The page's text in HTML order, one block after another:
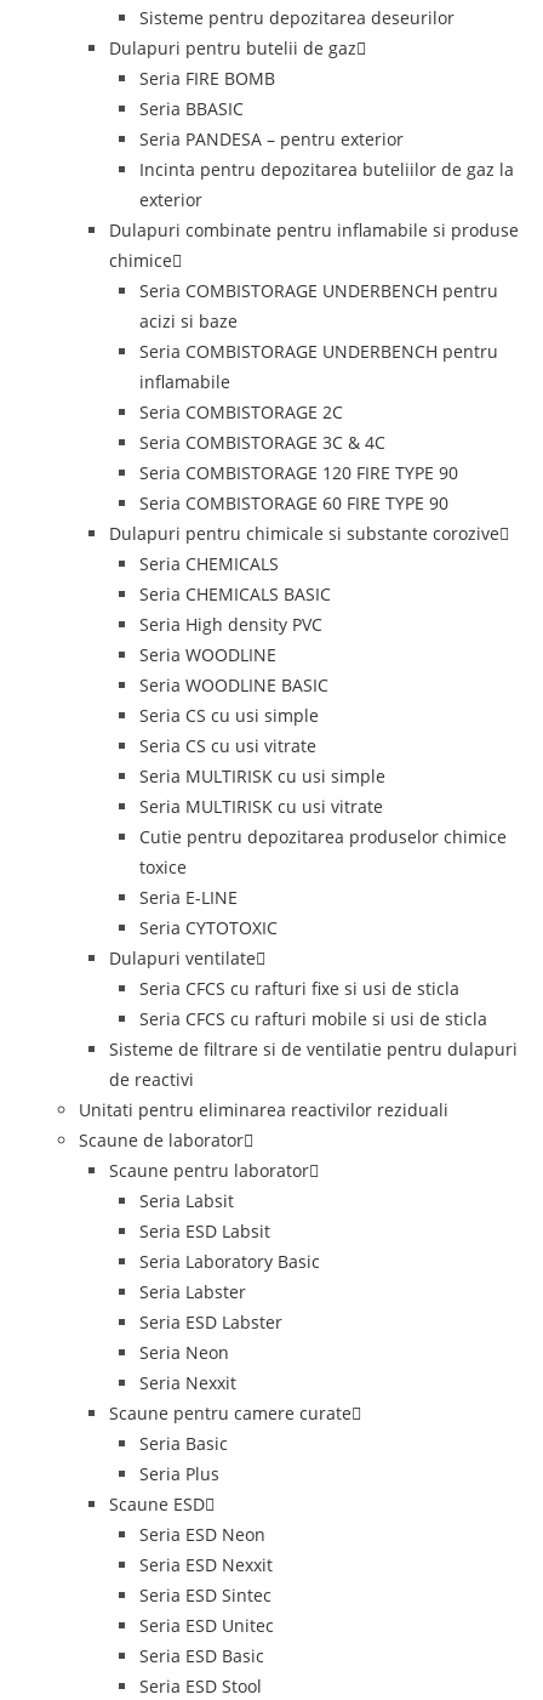
Sisteme pentru depozitarea deseurilor
Dulapuri pentru butelii de gaz
Seria FIRE BOMB
Seria BBASIC
Seria PANDESA – pentru exterior
Incinta pentru depozitarea buteliilor de gaz la
exterior
Dulapuri combinate pentru inflamabile si produse
chimice
Seria COMBISTORAGE UNDERBENCH pentru
acizi si baze
Seria COMBISTORAGE UNDERBENCH pentru
inflamabile
Seria COMBISTORAGE 2C
Seria COMBISTORAGE 3C & 4C
Seria COMBISTORAGE 120 FIRE TYPE 90
Seria COMBISTORAGE 60 FIRE TYPE 90
Dulapuri pentru chimicale si substante corozive
Seria CHEMICALS
Seria CHEMICALS BASIC
Seria High density PVC
Seria WOODLINE
Seria WOODLINE BASIC
Seria CS cu usi simple
Seria CS cu usi vitrate
Seria MULTIRISK cu usi simple
Seria MULTIRISK cu usi vitrate
Cutie pentru depozitarea produselor chimice
toxice
Seria E-LINE
Seria CYTOTOXIC
Dulapuri ventilate
Seria CFCS cu rafturi fixe si usi de sticla
Seria CFCS cu rafturi mobile si usi de sticla
Sisteme de filtrare si de ventilatie pentru dulapuri
de reactivi
Unitati pentru eliminarea reactivilor reziduali
Scaune de laborator
Scaune pentru laborator
Seria Labsit
Seria ESD Labsit
Seria Laboratory Basic
Seria Labster
Seria ESD Labster
Seria Neon
Seria Nexxit
Scaune pentru camere curate
Seria Basic
Seria Plus
Scaune ESD
Seria ESD Neon
Seria ESD Nexxit
Seria ESD Sintec
Seria ESD Unitec
Seria ESD Basic
Seria ESD Stool